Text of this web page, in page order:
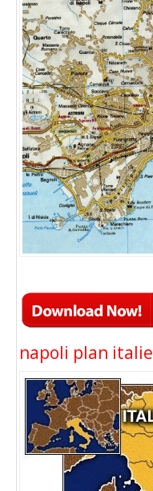
napoli plan italie